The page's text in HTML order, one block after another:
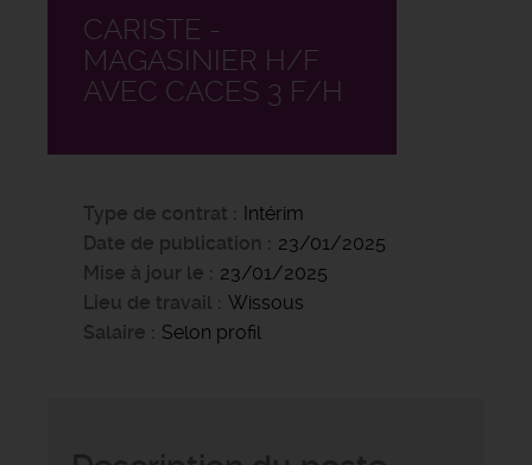
CARISTE -
MAGASINIER H/F
AVEC CACES 3 F/H
Type de contrat
Intérim
Date de publication
23/01/2025
Mise à jour le
23/01/2025
Lieu de travail
Wissous
Salaire
Selon profil